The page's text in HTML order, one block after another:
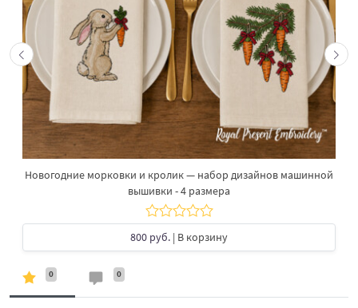
Новогодние морковки и кролик — набор дизайнов машинной
вышивки - 4 размера
800 руб. | В корзину
0 0